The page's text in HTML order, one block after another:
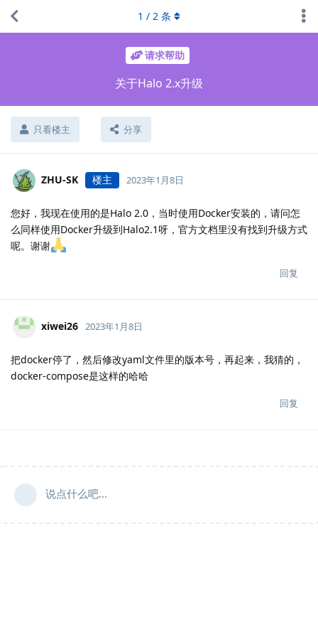
请求帮助
关于Halo 2.x升级
只看楼主 分享
1 / 2 条
ZHU-SK 楼主 2023年1月8日
您好，我现在使用的是Halo 2.0，当时使用Docker安装的，请问怎
么同样使用Docker升级到Halo2.1呀，官方文档里没有找到升级方式
呢。谢谢
回复
xiwei26 2023年1月8日
把docker停了，然后修改yaml文件里的版本号，再起来，我猜的，
docker-compose是这样的哈哈
回复
说点什么吧...